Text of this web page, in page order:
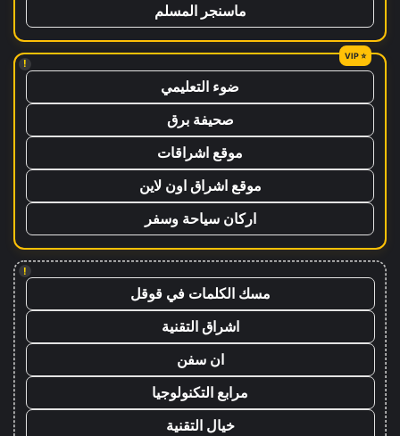
ماسنجر المسلم
!
ضوء التعليمي
صحيفة برق
موقع اشراقات
موقع اشراق اون لاين
اركان سياحة وسفر
!
مسك الكلمات في قوقل
اشراق التقنية
ان سفن
مرابع التكنولوجيا
خيال التقنية